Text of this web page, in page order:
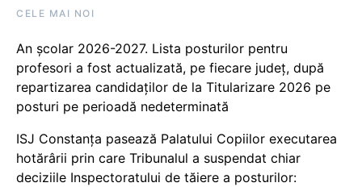
CELE MAI NOI
An școlar 2026-2027. Lista posturilor pentru
profesori a fost actualizată, pe fiecare județ, după
repartizarea candidaților de la Titularizare 2026 pe
posturi pe perioadă nedeterminată
ISJ Constanța pasează Palatului Copiilor executarea
hotărârii prin care Tribunalul a suspendat chiar
deciziile Inspectoratului de tăiere a posturilor: